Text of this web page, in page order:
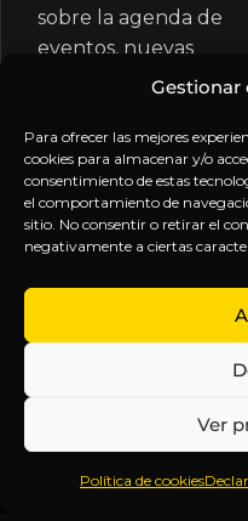
Para ofrecer las mejores
cookies para almacenar y/o
consentimiento de estas
el comportamiento de
sitio. No consentir o retirar el
negativamente a ciertas
Ver
Política de cookies
sobre la agenda de
eventos, nuevas
publicaciones y
suscripción.
Inteligencia
Anticipándonos
Inicio
Sobre